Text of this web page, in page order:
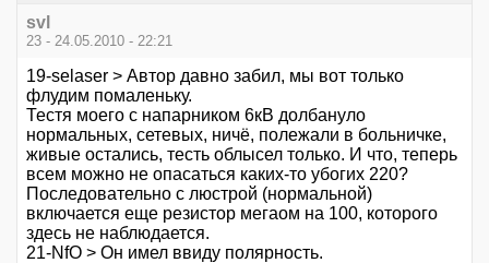
svl
23 - 24.05.2010 - 22:21
19-selaser > Автор давно забил, мы вот только
флудим помаленьку.
Тестя моего с напарником 6кВ долбануло
нормальных, сетевых, ничё, полежали в больничке,
живые остались, тесть облысел только. И что, теперь
всем можно не опасаться каких-то убогих 220?
Последовательно с люстрой (нормальной)
включается еще резистор мегаом на 100, которого
здесь не наблюдается.
21-NfO > Он имел ввиду полярность.